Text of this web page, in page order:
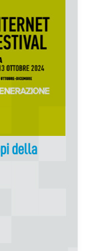
della